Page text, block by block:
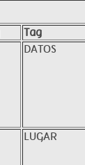
Tag
DATOS
LUGAR